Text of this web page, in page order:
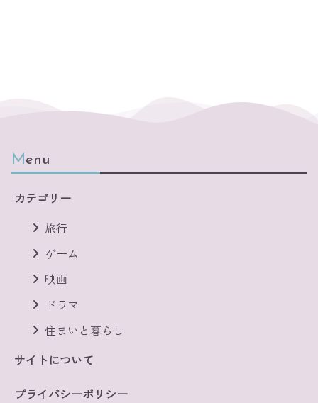
Menu
カテゴリー
旅行
ゲーム
映画
ドラマ
住まいと暮らし
サイトについて
プライバシーポリシー